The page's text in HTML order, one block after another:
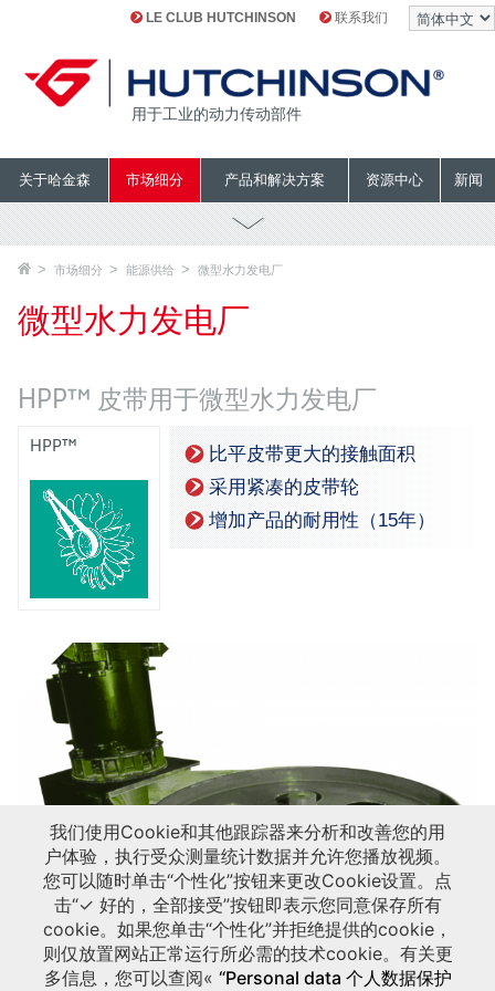
LE CLUB HUTCHINSON 联系我们
用于工业的动力传动部件
关于哈金森 市场细分 产品和解决方案 资源中心 新闻
市场细分 能源供给 微型水力发电厂
微型水力发电厂
HPP™ 皮带用于微型水力发电厂
HPP™
比平皮带更大的接触面积
采用紧凑的皮带轮
增加产品的耐用性（15年）
我们使用Cookie和其他跟踪器来分析和改善您的用
户体验，执行受众测量统计数据并允许您播放视频。
您可以随时单击“个性化”按钮来更改Cookie设置。点
击“✓ 好的，全部接受”按钮即表示您同意保存所有
cookie。如果您单击“个性化”并拒绝提供的cookie，
则仅放置网站正常运行所必需的技术cookie。有关更
多信息，您可以查阅« “Personal data 个人数据保护